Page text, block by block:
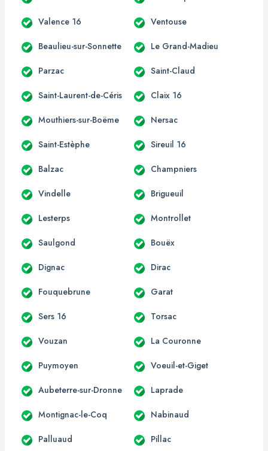
Valence 16 Ventouse
Beaulieu-sur-Sonnette Le Grand-Madieu
Parzac Saint-Claud
Saint-Laurent-de-Céris Claix 16
Mouthiers-sur-Boëme Nersac
Saint-Estèphe Sireuil 16
Balzac Champniers
Vindelle Brigueuil
Lesterps Montrollet
Saulgond Bouëx
Dignac Dirac
Fouquebrune Garat
Sers 16 Torsac
Vouzan La Couronne
Puymoyen Voeuil-et-Giget
Aubeterre-sur-Dronne Laprade
Montignac-le-Coq Nabinaud
Palluaud Pillac